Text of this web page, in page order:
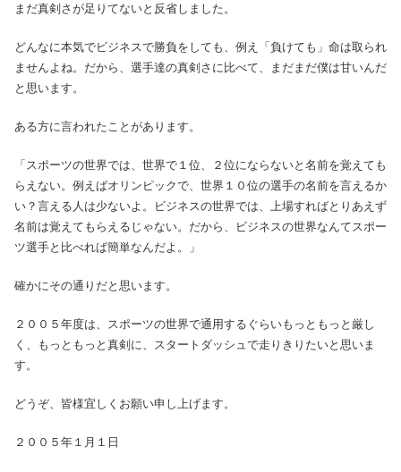
まだ真剣さが足りてないと反省しました。
どんなに本気でビジネスで勝負をしても、例え「負けても」命は取られ
ませんよね。だから、選手達の真剣さに比べて、まだまだ僕は甘いんだ
と思います。
ある方に言われたことがあります。
「スポーツの世界では、世界で１位、２位にならないと名前を覚えても
らえない。例えばオリンピックで、世界１０位の選手の名前を言えるか
い？言える人は少ないよ。ビジネスの世界では、上場すればとりあえず
名前は覚えてもらえるじゃない。だから、ビジネスの世界なんてスポー
ツ選手と比べれば簡単なんだよ。」
確かにその通りだと思います。
２００５年度は、スポーツの世界で通用するぐらいもっともっと厳し
く、もっともっと真剣に、スタートダッシュで走りきりたいと思いま
す。
どうぞ、皆様宜しくお願い申し上げます。
２００５年１月１日